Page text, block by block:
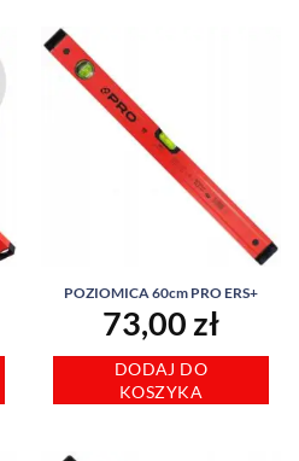
POZIOMICA 60cm PRO ERS+
73,00 zł
DODAJ DO
KOSZYKA